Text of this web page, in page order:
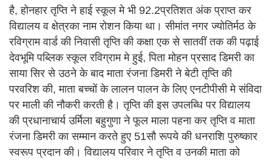
है, होनहार तृप्ति ने हाई स्कूल मे भी 92.2प्रतिशत अंक प्राप्त कर
विद्यालय व क्षेत्रका नाम रोशन किया था। सीमांत नगर ज्योतिर्मठ के
रविग्राम वार्ड की निवासी तृप्ति की कक्षा एक से सातवीं तक की पढ़ाई
देवभूमि पब्लिक स्कूल रविग्राम मे हुई, पिता मोहन प्रसाद डिमरी का
साया सिर से उठने के बाद माता रंजना डिमरी ने बेटी तृप्ति की
परवरिश की, माता बच्चों के लालन पालन के लिए एनटीपीसी मे संविदा
पर माली की नौकरी करती है। तृप्ति की इस उपलब्धि पर विद्यालय
की प्रधानाचार्य उर्मिला बहुगुणा ने फूल माला पहना कर तृप्ति व माता
रंजना डिमरी का सम्मान करते हुए 51सौ रूपये की धनराशि पुरुष्कार
स्वरूप प्रदान की। विद्यालय परिवार ने तृप्ति व उनकी माता को